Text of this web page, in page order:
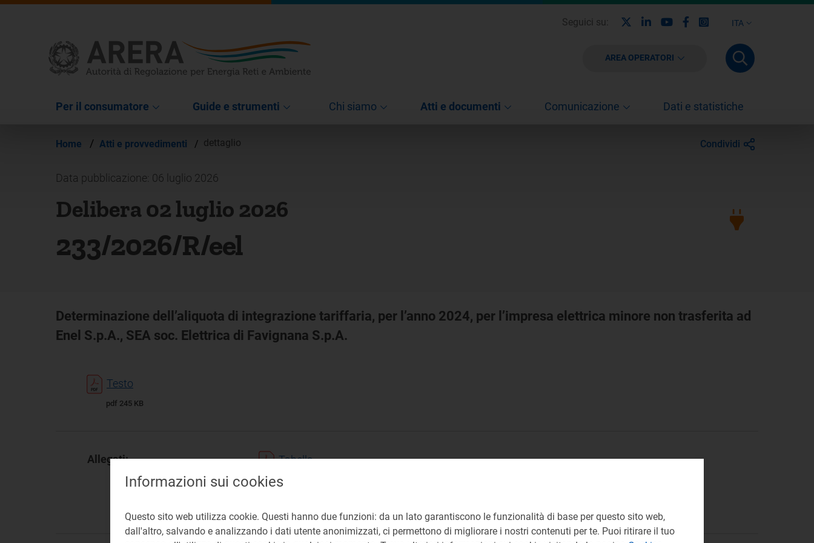
ITA
Seguici su: LinkedinYoutubeFacebook
Instagram
AREA OPERATORI
Per il consumatore Guide e strumenti Chi siamo Atti e documenti Comunicazione Dati e statistiche
Home / Atti e provvedimenti / dettaglio Condividi
Data pubblicazione: 06 luglio 2026
Delibera 02 luglio 2026
233/2026/R/eel
Determinazione dell’aliquota di integrazione tariffaria, per l’anno 2024, per l’impresa elettrica minore non trasferita ad
Enel S.p.A., SEA soc. Elettrica di Favignana S.p.A.
Testo
pdf 245 KB
Allegati: Tabella
pdf 199 KB
Informazioni sui cookies
Questo sito web utilizza cookie. Questi hanno due funzioni: da un lato garantiscono le funzionalità di base per questo sito web,
dall'altro, salvando e analizzando i dati utente anonimizzati, ci permettono di migliorare i nostri contenuti per te. Puoi ritirare il tuo